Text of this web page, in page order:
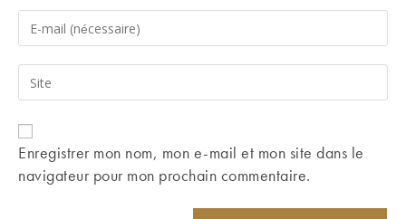
name
comment
Enter
your
email
address
comment
Saisir
l’URL
de
votre
(facultatif)
Enregistrer mon nom, mon e-mail et mon site dans le
navigateur pour mon prochain commentaire.